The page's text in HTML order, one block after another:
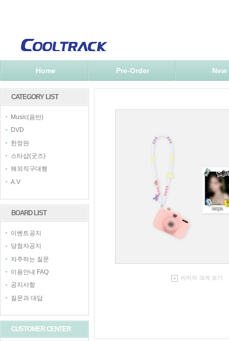
Home Pre-Order New
CATEGORY LIST
Music(음반)
DVD
한정판
스타샵(굿즈)
해외직구대행
A.V
BOARD LIST
이벤트공지
당첨자공지
자주하는 질문
이용안내 FAQ
공지사항
질문과 대답
CUSTOMER CENTER
이미지 크게 보기